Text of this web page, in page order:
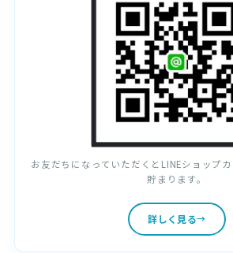
お友だちになっていただくとLINEショップ
貯まります。
詳しく見る